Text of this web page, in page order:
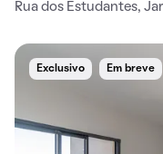
Rua dos Estudantes,
Exclusivo Em breve